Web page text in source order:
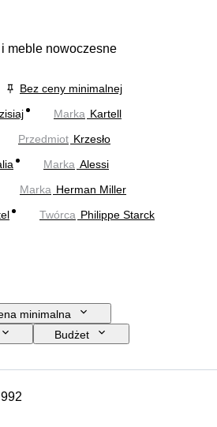
meble nowoczesne
Bez ceny minimalnej
Marka Kartell
Przedmiot Krzesło
Marka Alessi
Marka Herman Miller
Twórca Philippe Starck
minimalna
Budżet